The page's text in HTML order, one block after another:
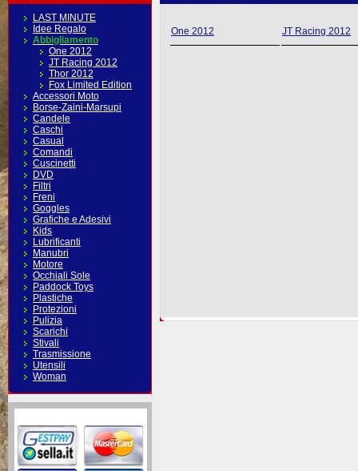
LAST MINUTE
Idee Regalo
Abbigliamento
One 2012
JT Racing 2012
Thor 2012
Fox Limited Edition
Accessori Moto
Borse-Zaini-Marsupi
Candele
Caschi
Casual
Comandi
Cuscinetti
DVD
Filtri
Freni
Goggles
Grafiche e Adesivi
Kids
Lubrificanti
Manubri
Motore
Occhiali Sole
Paddock Toys
Plastiche
Protezioni
Pulizia
Scarichi
Stivali
Trasmissione
Utensili
Woman
One 2012 JT Racing 2012